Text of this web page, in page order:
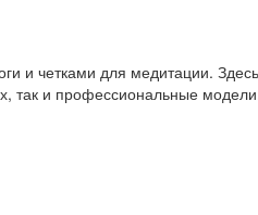
и четками для медитации.
так и профессиональные